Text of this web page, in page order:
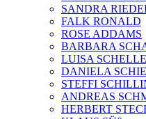
SANDRA
FALK RONALD
ROSE ADDAMS
BARBARA
LUISA
DANIELA
STEFFI
ANDREAS
HERBERT